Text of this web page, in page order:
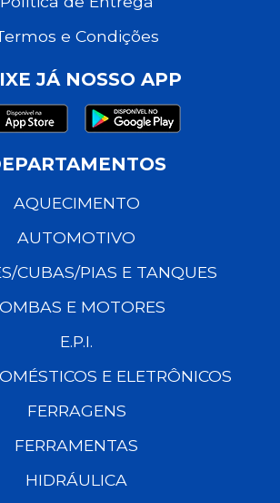
e Condições
JÁ NOSSO APP
AQUECIMENTO
AUTOMOTIVO
CUBAS/PIAS E TANQUES
E MOTORES
E.P.I.
E ELETRÔNICOS
FERRAGENS
FERRAMENTAS
HIDRÁULICA